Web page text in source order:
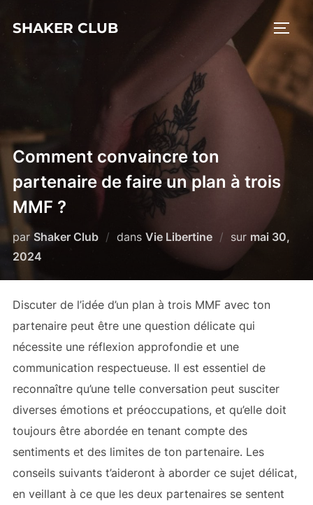
SHAKER CLUB
Comment convaincre ton
partenaire de faire un plan à trois
MMF ?
par Shaker Club dans Vie Libertine sur Publié
mai 30,
2024
Discuter de l’idée d’un plan à trois MMF avec ton
partenaire peut être une question délicate qui
nécessite une réflexion approfondie et une
communication respectueuse. Il est essentiel de
reconnaître qu’une telle conversation peut susciter
diverses émotions et préoccupations, et qu’elle doit
toujours être abordée en tenant compte des
sentiments et des limites de ton partenaire. Les
conseils suivants t’aideront à aborder ce sujet délicat,
en veillant à ce que les deux partenaires se sentent